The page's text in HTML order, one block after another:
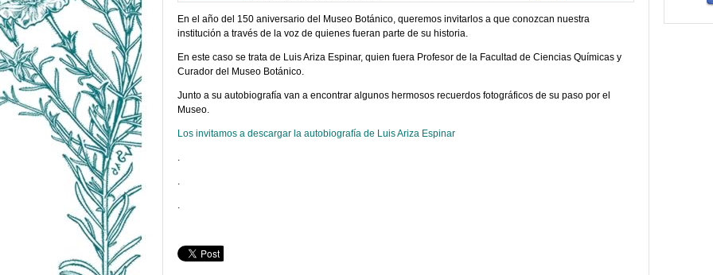
En el año del 150 aniversario del Museo Botánico, queremos invitarlos a que conozcan nuestra
institución a través de la voz de quienes fueran parte de su historia.
En este caso se trata de Luis Ariza Espinar, quien fuera Profesor de la Facultad de Ciencias Químicas y
Curador del Museo Botánico.
Junto a su autobiografía van a encontrar algunos hermosos recuerdos fotográficos de su paso por el
Museo.
Los invitamos a descargar la autobiografía de Luis Ariza Espinar
.
.
.